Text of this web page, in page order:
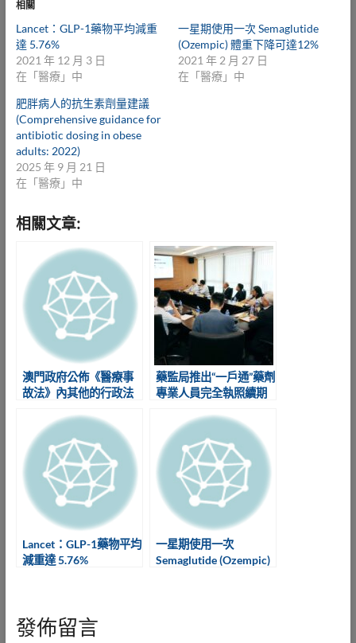
相關
Lancet：GLP-1藥物平均減重
達 5.76%
2021 年 12 月 3 日
在「醫療」中
一星期使用一次 Semaglutide
(Ozempic) 體重下降可達12%
2021 年 2 月 27 日
在「醫療」中
肥胖病人的抗生素劑量建議
(Comprehensive guidance for
antibiotic dosing in obese
adults: 2022)
2025 年 9 月 21 日
在「醫療」中
相關文章:
澳門政府公佈《醫療事
故法》內其他的行政法
藥監局推出“一戶通”藥劑
專業人員完全執照續期
Lancet：GLP-1藥物平均
減重達 5.76%
一星期使用一次
Semaglutide (Ozempic)
發佈留言